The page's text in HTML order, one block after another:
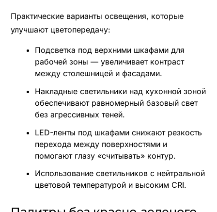
Практические варианты освещения, которые
улучшают цветопередачу:
Подсветка под верхними шкафами для
рабочей зоны — увеличивает контраст
между столешницей и фасадами.
Накладные светильники над кухонной зоной
обеспечивают равномерный базовый свет
без агрессивных теней.
LED-ленты под шкафами снижают резкость
перехода между поверхностями и
помогают глазу «считывать» контур.
Использование светильников с нейтральной
цветовой температурой и высоким CRI.